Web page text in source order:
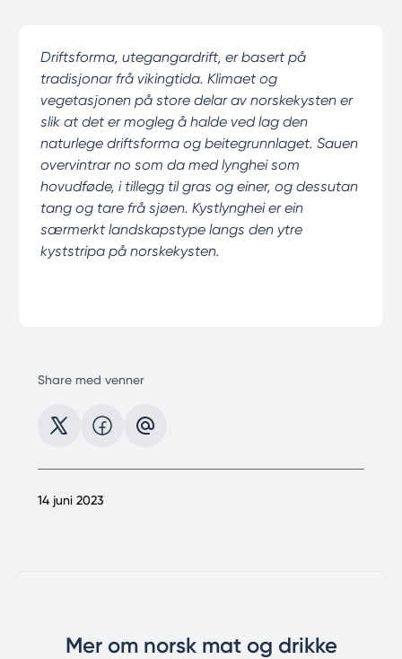
Driftsforma, utegangardrift, er basert på
tradisjonar frå vikingtida. Klimaet og
vegetasjonen på store delar av norskekysten er
slik at det er mogleg å halde ved lag den
naturlege driftsforma og beitegrunnlaget. Sauen
overvintrar no som da med lynghei som
hovudføde, i tillegg til gras og einer, og dessutan
tang og tare frå sjøen. Kystlynghei er ein
særmerkt landskapstype langs den ytre
kyststripa på norskekysten.
Share med venner
14 juni 2023
Mer om norsk mat og drikke